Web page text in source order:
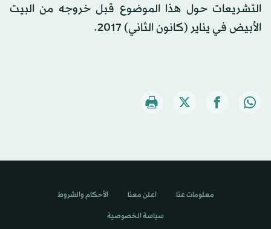
التشريعات حول هذا الموضوع قبل خروجه من البيت
الأبيض في يناير (كانون الثاني) 2017.
معلومات عنا اعلن معنا الأحكام والشروط
سياسة الخصوصية